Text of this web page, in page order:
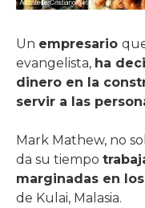
Un empresario
evangelista, ha
dinero en la
servir a las
Mark Mathew, no
da su tiempo
marginadas en
de Kulai, Malasia.